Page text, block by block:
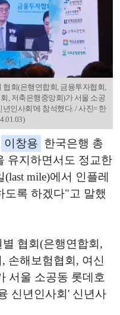
협회(은행연합회, 금융투자협회,
, 저축은행중앙회)가 서울 소공
인사회'에 참석했다. / 사진= 한
이창용 한국은행 총
유지하면서도 정교한
mile)에서 인플레
도록 하겠다"고 말했
협회(은행연합회,
손해보험협회, 여신
서울 소공동 롯데호
신년인사회' 신년사